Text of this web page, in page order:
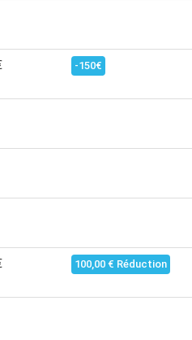
-150€
100,00 € Réduction